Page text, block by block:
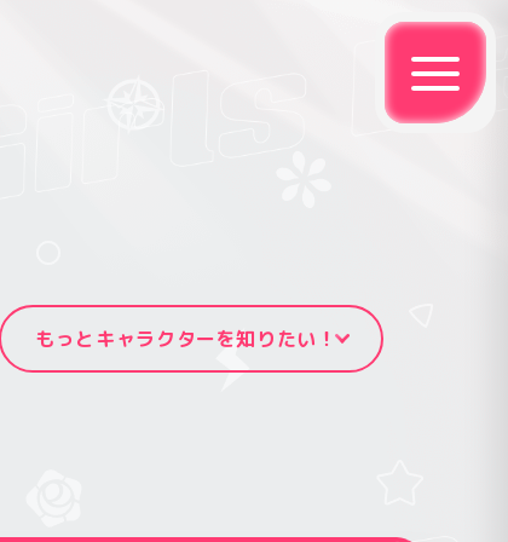
もっとキャラクターを知りたい！